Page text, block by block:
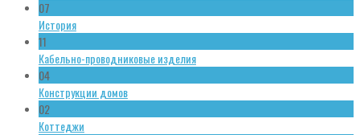
07
История
11
Кабельно-проводниковые изделия
04
Конструкции домов
02
Коттеджи